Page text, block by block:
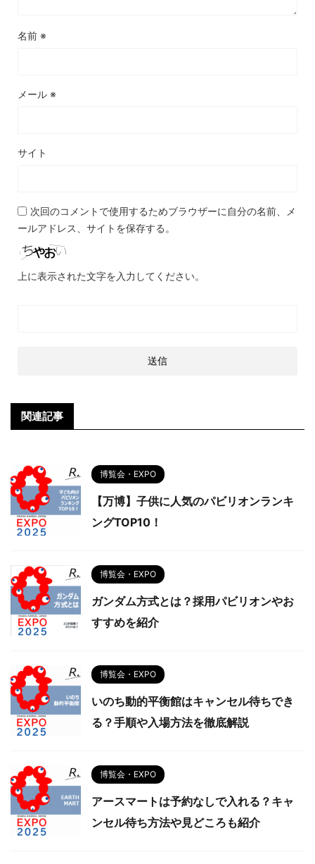
名前 ※
メール ※
サイト
次回のコメントで使用するためブラウザーに自分の名前、メ
ールアドレス、サイトを保存する。
上に表示された文字を入力してください。
関連記事
博覧会・EXPO
【万博】子供に人気のパビリオンランキ
ングTOP10！
博覧会・EXPO
ガンダム方式とは？採用パビリオンやお
すすめを紹介
博覧会・EXPO
いのち動的平衡館はキャンセル待ちでき
る？手順や入場方法を徹底解説
博覧会・EXPO
アースマートは予約なしで入れる？キャ
ンセル待ち方法や見どころも紹介